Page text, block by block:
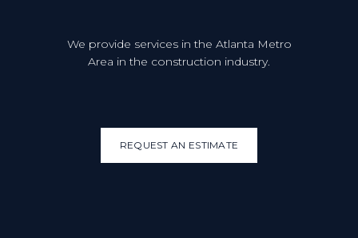
We provide services in the Atlanta Metro
Area in the construction industry.
REQUEST AN ESTIMATE